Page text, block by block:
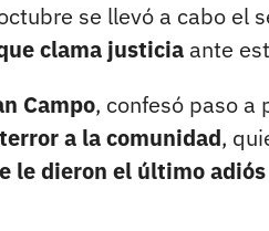
se llevó a cabo el
clama justicia ante
Campo, confesó paso a
terror a la comunidad,
le dieron el último adiós